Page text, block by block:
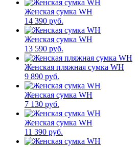
Женская сумка WH
14 390 руб.
Женская сумка WH
13 590 руб.
Женская пляжная сумка WH
9 890 руб.
Женская сумка WH
7 130 руб.
Женская сумка WH
11 390 руб.